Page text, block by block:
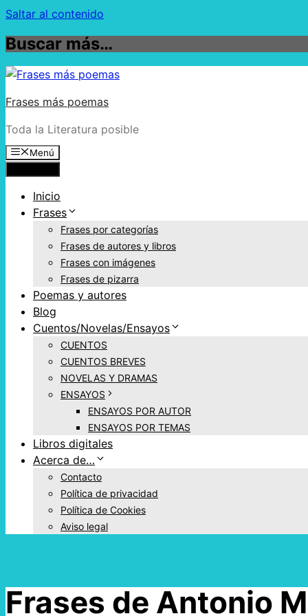
Saltar al contenido
Buscar más…
Frases más poemas
Toda la Literatura posible
Menú
Inicio
Frases
Frases por categorías
Frases de autores y libros
Frases con imágenes
Frases de pizarra
Poemas y autores
Blog
Cuentos/Novelas/Ensayos
CUENTOS
CUENTOS BREVES
NOVELAS Y DRAMAS
ENSAYOS
ENSAYOS POR AUTOR
ENSAYOS POR TEMAS
Libros digitales
Acerca de…
Contacto
Política de privacidad
Política de Cookies
Aviso legal
Frases de Antonio